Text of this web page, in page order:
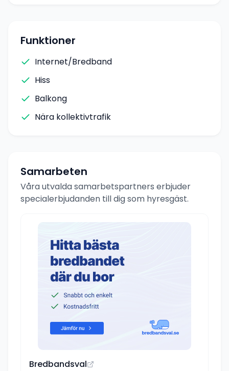
Funktioner
Internet/Bredband
Hiss
Balkong
Nära kollektivtrafik
Samarbeten
Våra utvalda samarbetspartners erbjuder
specialerbjudanden till dig som hyresgäst.
Bredbandsval